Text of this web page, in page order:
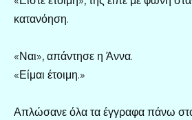
κατανόηση.
«Ναι», απάντησε η Άννα.
«Είμαι έτοιμη.»
Απλώσανε όλα τα έγγραφα πάνω